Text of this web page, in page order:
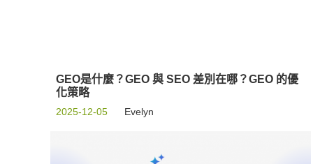
GEO是什麼？GEO 與 SEO 差別在哪？GEO 的優
化策略
2025-12-05 Evelyn